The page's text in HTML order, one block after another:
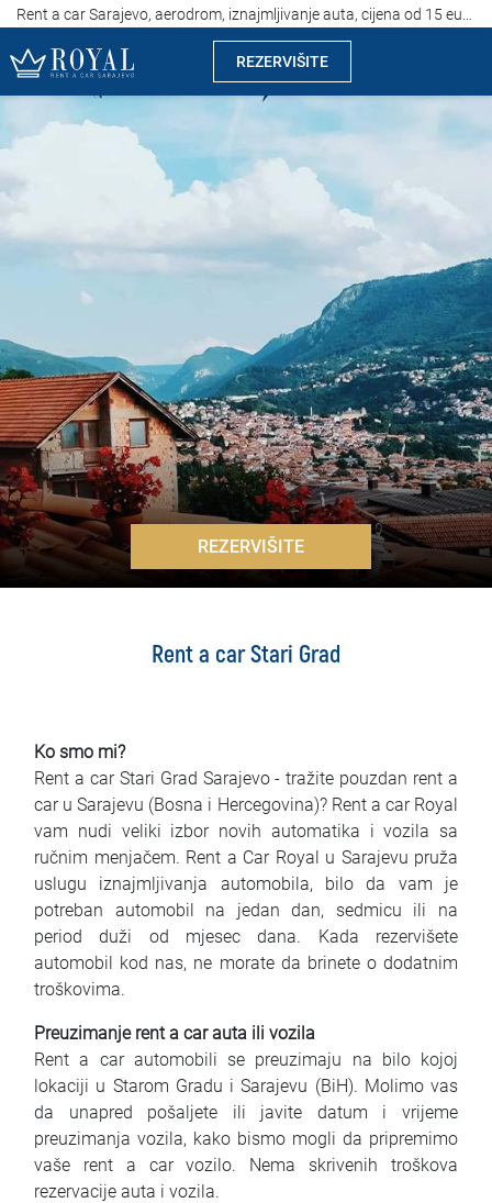
REZERVIŠITE
Rent a car Sarajevo
Iznajmljivanje vozila
Cijene
Uslovi najma
Najčešća pitanja
Blog
> REZERVIŠITE
Rent a car Stari Grad
Ko smo mi?
Rent a car Stari Grad Sarajevo - tražite pouzdan rent a
car u Sarajevu (Bosna i Hercegovina)? Rent a car Royal
vam nudi veliki izbor novih automatika i vozila sa
ručnim menjačem. Rent a Car Royal u Sarajevu pruža
uslugu iznajmljivanja automobila, bilo da vam je
potreban automobil na jedan dan, sedmicu ili na
period duži od mjesec dana. Kada rezervišete
automobil kod nas, ne morate da brinete o dodatnim
troškovima.
Preuzimanje rent a car auta ili vozila
Rent a car automobili se preuzimaju na bilo kojoj
lokaciji u Starom Gradu i Sarajevu (BiH). Molimo vas
da unapred pošaljete ili javite datum i vrijeme
preuzimanja vozila, kako bismo mogli da pripremimo
vaše rent a car vozilo. Nema skrivenih troškova
rezervacije auta i vozila.